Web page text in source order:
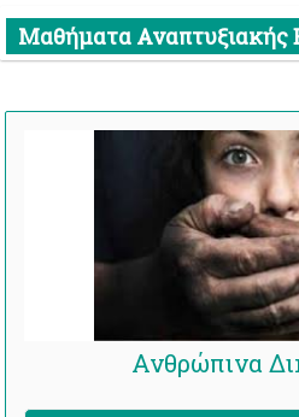
Μαθήματα Αναπτυξιακής
Ανθρώπινα